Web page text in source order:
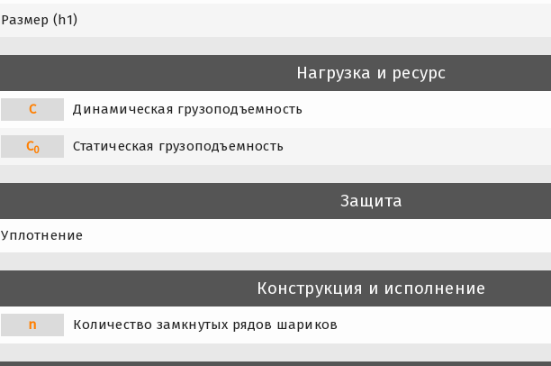
Размер (h1)
Нагрузка и ресурс
C Динамическая грузоподъемность
C0 Статическая грузоподъемность
Защита
Уплотнение
Конструкция и исполнение
n Количество замкнутых рядов шариков